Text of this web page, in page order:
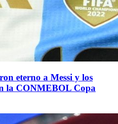
eterno a Messi y los
la CONMEBOL Copa